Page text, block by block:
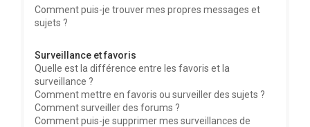
Comment puis-je trouver mes propres messages et
sujets ?
Surveillance et favoris
Quelle est la différence entre les favoris et la
surveillance ?
Comment mettre en favoris ou surveiller des sujets ?
Comment surveiller des forums ?
Comment puis-je supprimer mes surveillances de